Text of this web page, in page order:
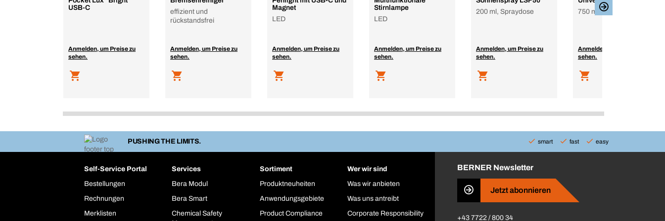
USB-C
Anmelden, um Preise zu
sehen.
effizient und
rückstandsfrei
Anmelden, um Preise zu
sehen.
Magnet
LED
Anmelden, um Preise zu
sehen.
Stirnlampe
LED
Anmelden, um Preise zu
sehen.
200 ml, Spraydose
Anmelden, um Preise zu
sehen.
750 ml, Dose
Anmelden, um Preise zu
sehen.
PUSHING THE LIMITS. smart fast easy
Self-Service Portal
Bestellungen
Rechnungen
Merklisten
Services
Bera Modul
Bera Smart
Chemical Safety
Sortiment
Produktneuheiten
Anwendungsgebiete
Product Compliance
Wer wir sind
Was wir anbieten
Was uns antreibt
Corporate Responsibility
BERNER Newsletter
Jetzt abonnieren
+43 7722 / 800 34